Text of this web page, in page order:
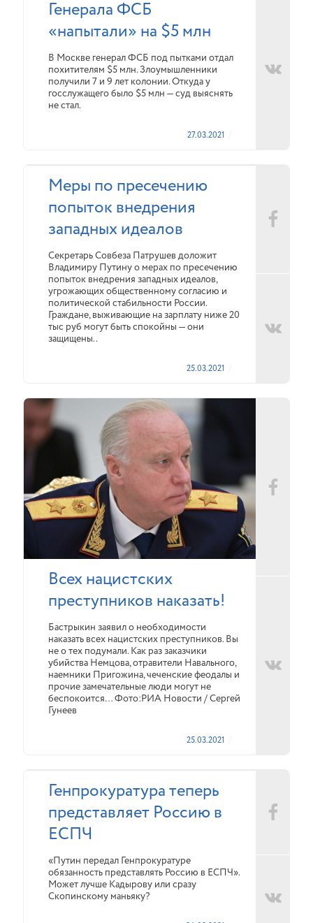
Генерала ФСБ
«напытали» на $5 млн
В Москве генерал ФСБ под пытками отдал
похитителям $5 млн. Злоумышленники
получили 7 и 9 лет колонии. Откуда у
госслужащего было $5 млн — суд выяснять
не стал.
27.03.2021
Меры по пресечению
попыток внедрения
западных идеалов
Секретарь Совбеза Патрушев доложит
Владимиру Путину о мерах по пресечению
попыток внедрения западных идеалов,
угрожающих общественному согласию и
политической стабильности России.
Граждане, выживающие на зарплату ниже 20
тыс руб могут быть спокойны — они
защищены..
25.03.2021
Всех нацистских
преступников наказать!
Бастрыкин заявил о необходимости
наказать всех нацистских преступников. Вы
не о тех подумали. Как раз заказчики
убийства Немцова, отравители Навального,
наемники Пригожина, чеченские феодалы и
прочие замечательные люди могут не
беспокоится… Фото:РИА Новости / Сергей
Гунеев
25.03.2021
Генпрокуратура теперь
представляет Россию в
ЕСПЧ
«Путин передал Генпрокуратуре
обязанность представлять Россию в ЕСПЧ».
Может лучше Кадырову или сразу
Скопинскому маньяку?